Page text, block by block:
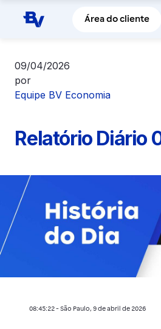
Pular para o Conteúdo principal
Área do cliente
09/04/2026
por
Equipe BV Economia
Relatório Diário
08:45:22 - São Paulo, 9 de abril de 2026